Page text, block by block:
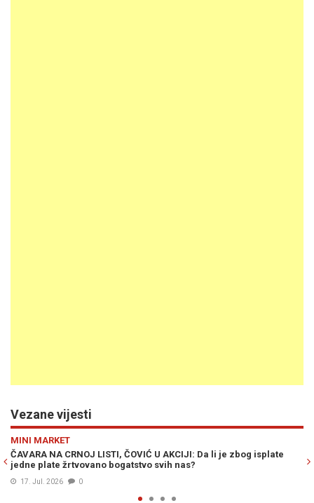
Vezane vijesti
AKCIJI: Da li je zbog isplate
nas?
OSMIJESI, SRDAČAN DOČEK I
Šta se krije iza novog susreta Čovića